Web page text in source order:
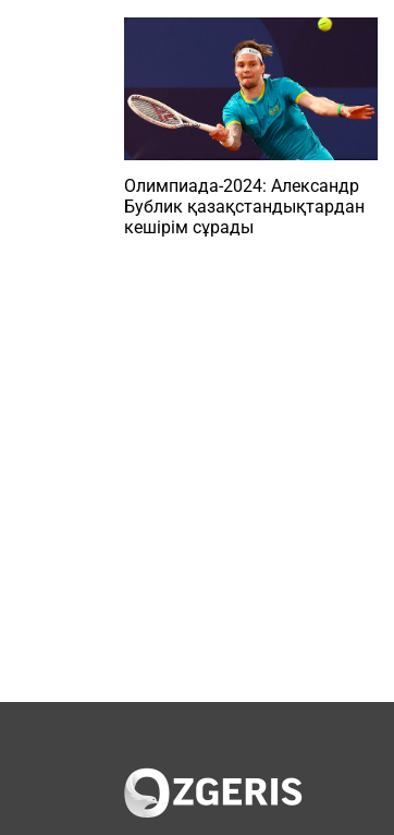
Олимпиада-2024: Александр
Бублик қазақстандықтардан
кешірім сұрады